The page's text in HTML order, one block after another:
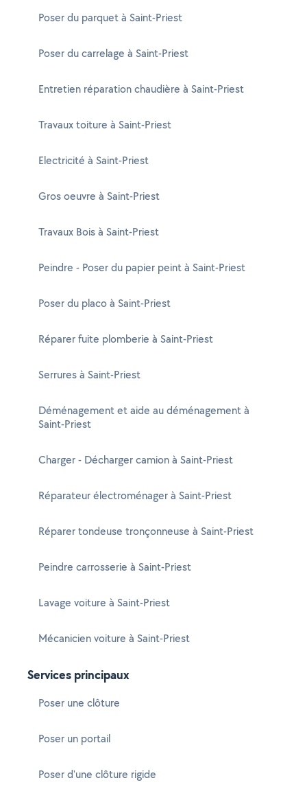
Poser du parquet à Saint-Priest
Poser du carrelage à Saint-Priest
Entretien réparation chaudière à Saint-Priest
Travaux toiture à Saint-Priest
Electricité à Saint-Priest
Gros oeuvre à Saint-Priest
Travaux Bois à Saint-Priest
Peindre - Poser du papier peint à Saint-Priest
Poser du placo à Saint-Priest
Réparer fuite plomberie à Saint-Priest
Serrures à Saint-Priest
Déménagement et aide au déménagement à
Saint-Priest
Charger - Décharger camion à Saint-Priest
Réparateur électroménager à Saint-Priest
Réparer tondeuse tronçonneuse à Saint-Priest
Peindre carrosserie à Saint-Priest
Lavage voiture à Saint-Priest
Mécanicien voiture à Saint-Priest
Services principaux
Poser une clôture
Poser un portail
Poser d'une clôture rigide